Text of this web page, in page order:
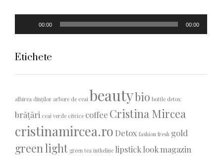
00:00 00:00
Etichete
albirea dinților arbore de ceai beautybio bottle detox
brățări ceai verde citrice coffee Cristina Mircea
cristinamircea.ro Detox fashion fresh gold
green light green tea intheline lipsticklookmagazin